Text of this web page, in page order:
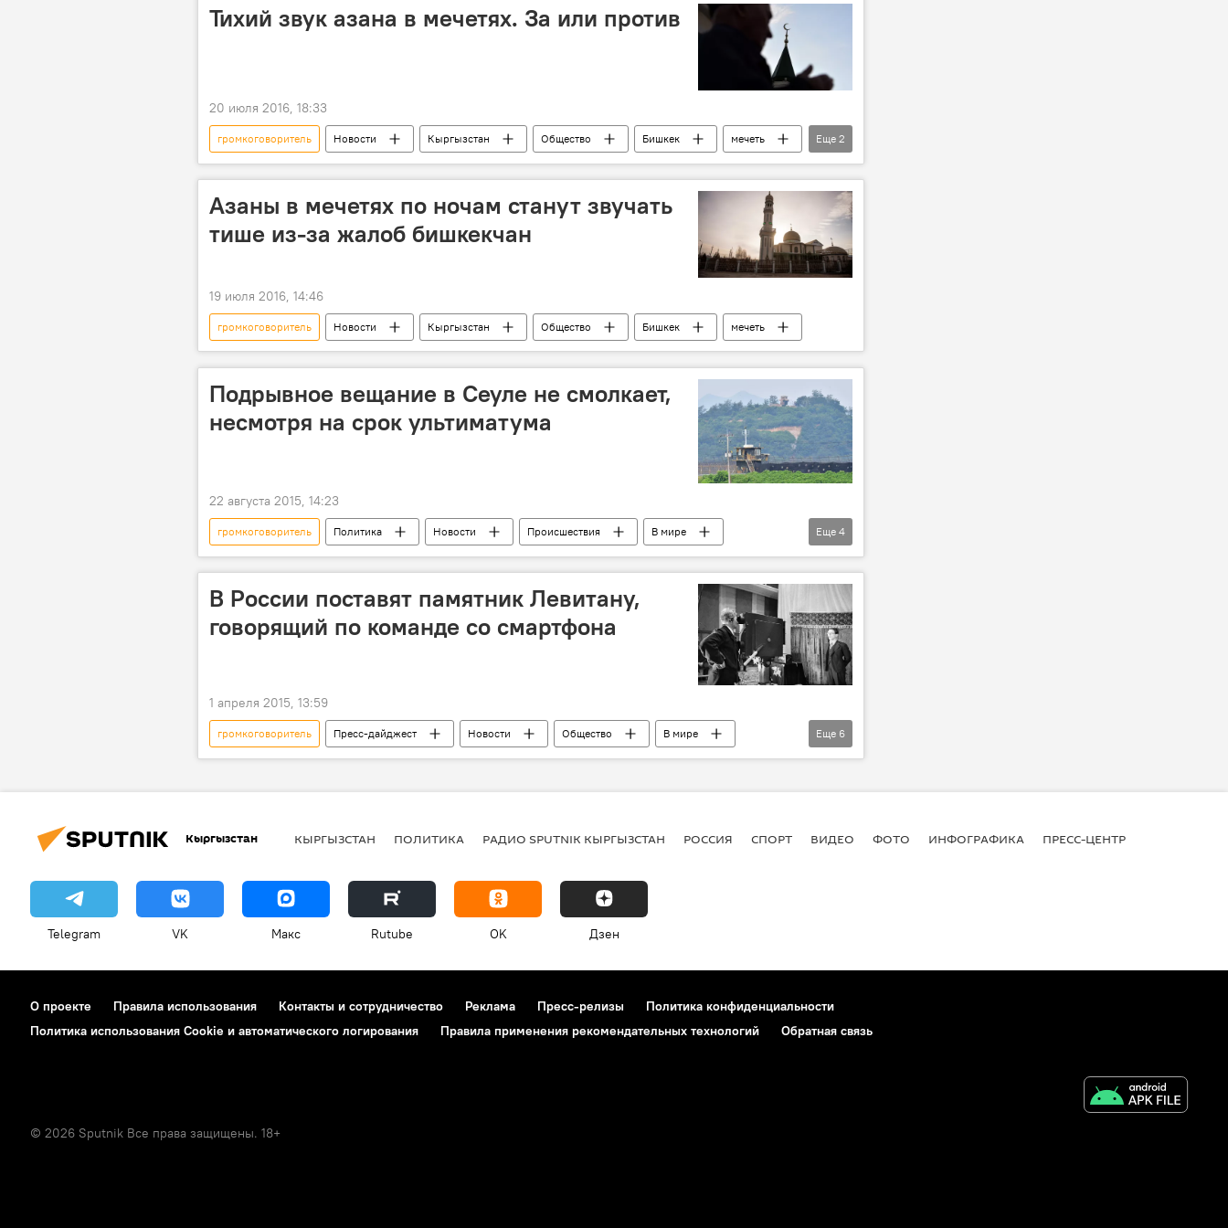
Тихий звук азана в мечетях. За или против
20 июля 2016, 18:33
громкоговоритель Новости Кыргызстан Общество Бишкек
мечеть
азан
Мнение
Еще 2
Азаны в мечетях по ночам станут звучать
тише из-за жалоб бишкекчан
19 июля 2016, 14:46
громкоговоритель Новости Кыргызстан Общество Бишкек мечеть
Подрывное вещание в Сеуле не смолкает,
несмотря на срок ультиматума
22 августа 2015, 14:23
громкоговоритель Политика Новости Происшествия
В мире
Южная Корея
КНДР ультиматум вещание
Еще 4
В России поставят памятник Левитану,
говорящий по команде со смартфона
1 апреля 2015, 13:59
громкоговоритель Пресс-дайджест Новости Общество
В мире
Дмитрий Козлов
Юрий Левитан Игорь Черноглазов памятник
Россия
Еще 6
Кыргызстан КЫРГЫЗСТАН ПОЛИТИКА РАДИО SPUTNIK КЫРГЫЗСТАН РОССИЯ СПОРТ ВИДЕО ФОТО ИНФОГРАФИКА ПРЕСС-ЦЕНТР
Telegram VK Макс Rutube OK Дзен
О проекте Правила использования Контакты и сотрудничество Реклама Пресс-релизы
Политика конфиденциальности
Политика использования Cookie и автоматического логирования
Правила применения рекомендательных технологий Обратная связь
© 2026 Sputnik Все права защищены. 18+